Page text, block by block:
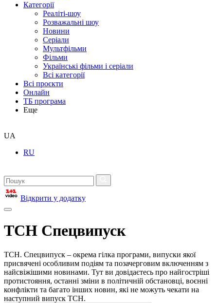
Категорії
Реаліті-шоу
Розважальні шоу
Новини
Серіали
Мультфільми
Фільми
Українські фільми і серіали
Всі категорії
Всі проєкти
Онлайн
ТБ програма
Еще
UA
RU
Відкрити у додатку
ТСН Спецвипуск
ТСН. Спецвипуск – окрема гілка програми, випуски якої
присвячені особливим подіям та позачерговим включенням з
найсвіжішими новинами. Тут ви довідаєтесь про найгостріші
протистояння, останні зміни в політичній обстановці, воєнні
конфлікти та багато інших новин, які не можуть чекати на
наступний випуск ТСН.